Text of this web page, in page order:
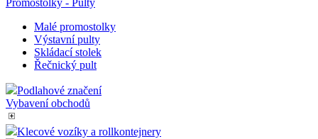
Promostolky - Pulty
Malé promostolky
Výstavní pulty
Skládací stolek
Řečnický pult
Podlahové značení
Vybavení obchodů
Klecové vozíky a rollkontejnery